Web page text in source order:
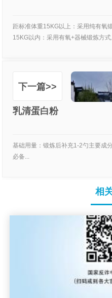
距标准体重15KG以上：采用纯有氧
15KG以内：采用有氧+器械锻炼方
下一篇>>
乳清蛋白粉
基础用量：锻炼后补充1-2勺主要成
必备...
相